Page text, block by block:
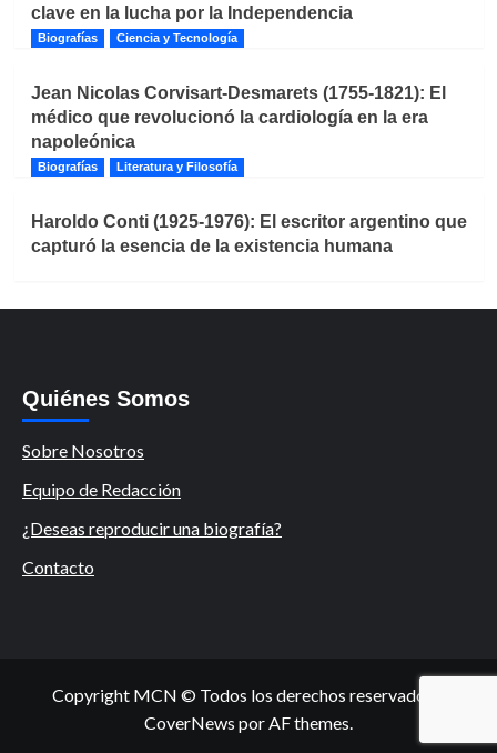
clave en la lucha por la Independencia
Biografías Ciencia y Tecnología
Jean Nicolas Corvisart-Desmarets (1755-1821): El
médico que revolucionó la cardiología en la era
napoleónica
Biografías Literatura y Filosofía
Haroldo Conti (1925-1976): El escritor argentino que
capturó la esencia de la existencia humana
Quiénes Somos
Sobre Nosotros
Equipo de Redacción
¿Deseas reproducir una biografía?
Contacto
Copyright MCN © Todos los derechos reservados.
CoverNews por AF themes.